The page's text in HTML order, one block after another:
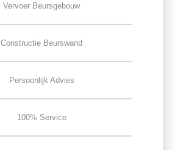
Vervoer Beursgebouw
Constructie Beurswand
Persoonlijk Advies
100% Service